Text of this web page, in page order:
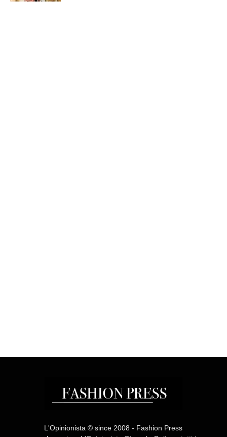
L'Opinionista © since 2008 - Fashion Press